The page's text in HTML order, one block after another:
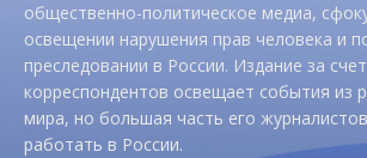
общественно-политическое медиа,
освещении нарушения прав человека и
преследовании в России. Издание за
корреспондентов освещает события из
мира, но большая часть его
работать в России.